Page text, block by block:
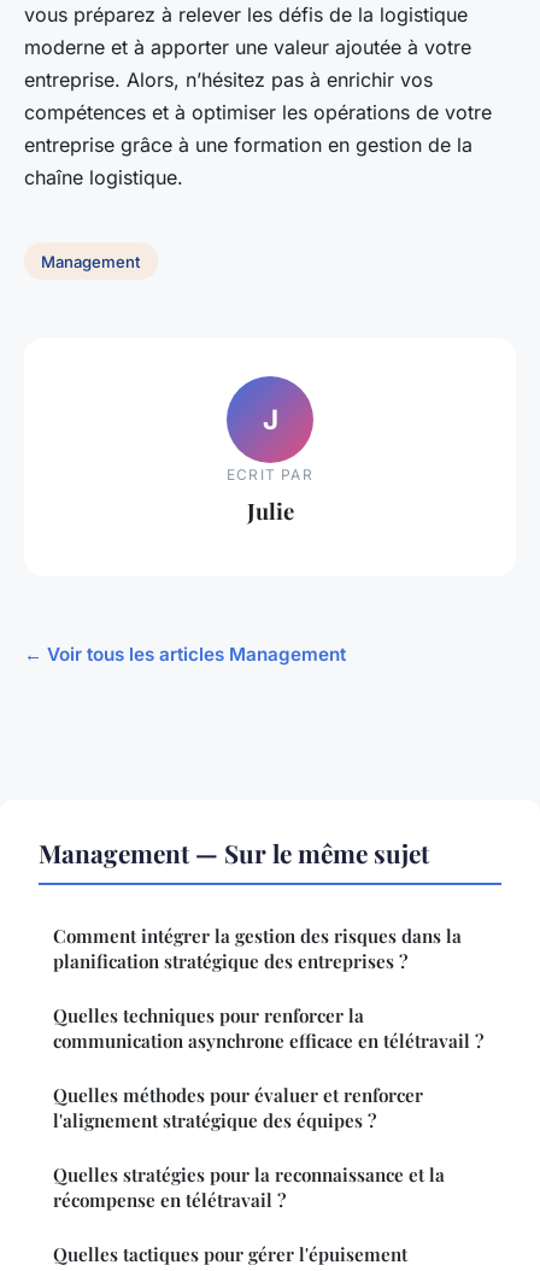
vous préparez à relever les défis de la logistique
moderne et à apporter une valeur ajoutée à votre
entreprise. Alors, n’hésitez pas à enrichir vos
compétences et à optimiser les opérations de votre
entreprise grâce à une formation en gestion de la
chaîne logistique.
Management
J
ECRIT PAR
Julie
← Voir tous les articles Management
Management — Sur le même sujet
Comment intégrer la gestion des risques dans la
planification stratégique des entreprises ?
Quelles techniques pour renforcer la
communication asynchrone efficace en télétravail ?
Quelles méthodes pour évaluer et renforcer
l'alignement stratégique des équipes ?
Quelles stratégies pour la reconnaissance et la
récompense en télétravail ?
Quelles tactiques pour gérer l'épuisement